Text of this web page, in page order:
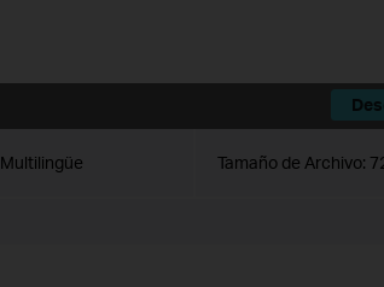
Multilingüe Tamaño de Archivo: